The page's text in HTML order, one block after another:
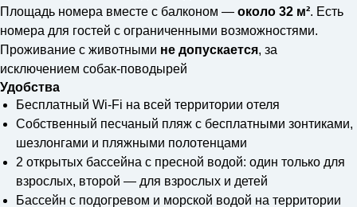
Площадь номера вместе с балконом — около 32 м². Есть
номера для гостей с ограниченными возможностями.
Проживание с животными не допускается, за
исключением собак-поводырей
Удобства
Бесплатный Wi-Fi на всей территории отеля
Собственный песчаный пляж с бесплатными зонтиками,
шезлонгами и пляжными полотенцами
2 открытых бассейна с пресной водой: один только для
взрослых, второй — для взрослых и детей
Бассейн с подогревом и морской водой на территории